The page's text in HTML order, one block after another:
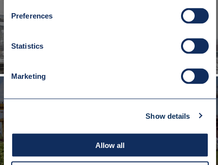
Preferences
Statistics
Marketing
Show details
Allow all